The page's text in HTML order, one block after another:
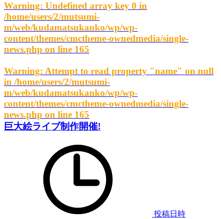
Warning: Undefined array key 0 in
/home/users/2/mutsumi-
m/web/kudamatsukanko/wp/wp-
content/themes/cmctheme-ownedmedia/single-
news.php on line 165
Warning: Attempt to read property "name" on null
in /home/users/2/mutsumi-
m/web/kudamatsukanko/wp/wp-
content/themes/cmctheme-ownedmedia/single-
news.php on line 165
巨大絵ライブ制作開催!
投稿日時